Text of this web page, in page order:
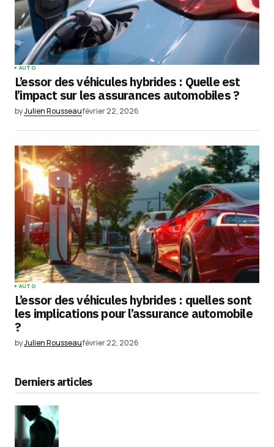
AUTO
L’essor des véhicules hybrides : Quelle est
l’impact sur les assurances automobiles ?
byJulien Rousseaufévrier 22, 2026
AUTO
L’essor des véhicules hybrides : quelles sont
les implications pour l’assurance automobile
?
byJulien Rousseaufévrier 22, 2026
Derniers articles